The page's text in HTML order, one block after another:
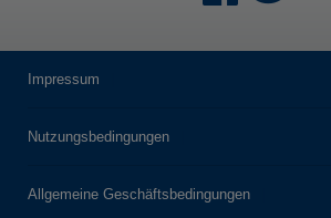
Impressum
Nutzungsbedingungen
Allgemeine Geschäftsbedingungen